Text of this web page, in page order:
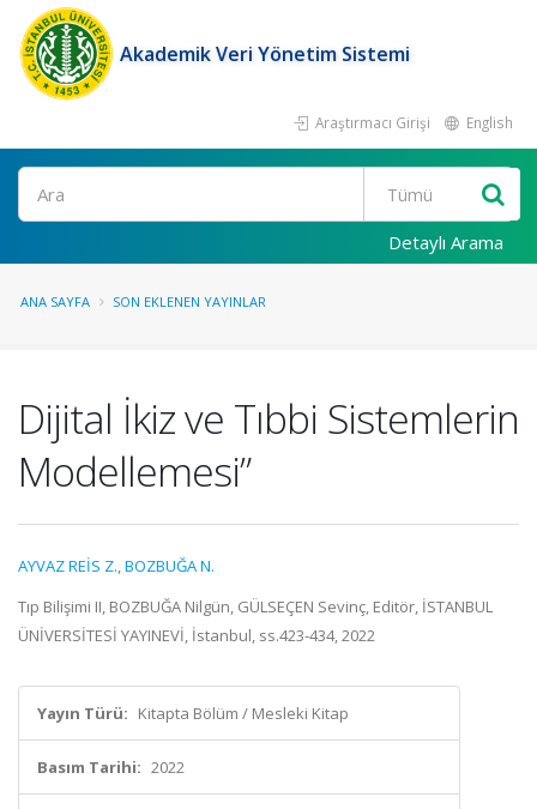
Akademik Veri Yönetim Sistemi
Araştırmacı Girişi English
Ara
Detaylı Arama
ANA SAYFA SON EKLENEN YAYINLAR
Dijital İkiz ve Tıbbi Sistemlerin
Modellemesi”
AYVAZ REİS Z.,BOZBUĞA N.
Tıp Bilişimi II, BOZBUĞA Nilgün, GÜLSEÇEN Sevinç, Editör, İSTANBUL
ÜNİVERSİTESİ YAYINEVİ, İstanbul, ss.423-434, 2022
Yayın Türü: Kitapta Bölüm / Mesleki Kitap
Basım Tarihi: 2022